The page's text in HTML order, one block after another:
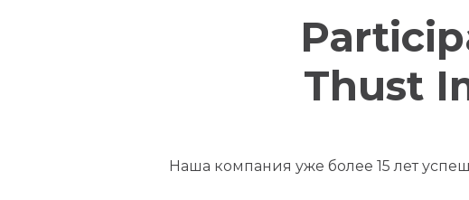
Thust
Наша компания уже более 15 лет